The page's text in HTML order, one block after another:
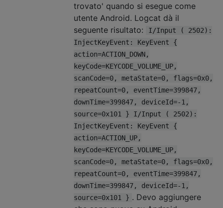
trovato' quando si esegue come
utente Android. Logcat dà il
seguente risultato:
I/Input ( 2502):
InjectKeyEvent: KeyEvent {
action=ACTION_DOWN,
keyCode=KEYCODE_VOLUME_UP,
scanCode=0, metaState=0, flags=0x0,
repeatCount=0, eventTime=399847,
downTime=399847, deviceId=-1,
source=0x101 } I/Input ( 2502):
InjectKeyEvent: KeyEvent {
action=ACTION_UP,
keyCode=KEYCODE_VOLUME_UP,
scanCode=0, metaState=0, flags=0x0,
repeatCount=0, eventTime=399847,
downTime=399847, deviceId=-1,
source=0x101 } . Devo aggiungere